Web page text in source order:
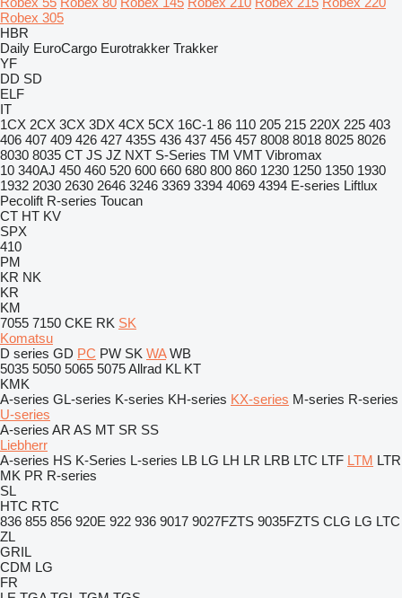
Robex 305
HBR
Daily EuroCargo Eurotrakker Trakker
YF
DD SD
ELF
IT
1CX 2CX 3CX 3DX 4CX 5CX 16C-1 86 110 205 215 220X 225 403
406 407 409 426 427 435S 436 437 456 457 8008 8018 8025 8026
8030 8035 CT JS JZ NXT S-Series TM VMT Vibromax
10 340AJ 450 460 520 600 660 680 800 860 1230 1250 1350 1930
1932 2030 2630 2646 3246 3369 3394 4069 4394 E-series Liftlux
Pecolift R-series Toucan
CT HT KV
SPX
410
PM
KR NK
KR
KM
7055 7150 CKE RK SK
Komatsu
D series GD PC PW SK WA WB
5035 5050 5065 5075Allrad KL KT
KMK
A-series GL-series K-series KH-series KX-series M-series R-series
U-series
A-series AR AS MT SR SS
Liebherr
A-series HS K-Series L-series LB LG LH LR LRB LTC LTF LTM LTR
MK PR R-series
SL
HTC RTC
836 855 856 920E 922 936 9017 9027FZTS 9035FZTS CLG LG LTC
ZL
GRIL
CDM LG
FR